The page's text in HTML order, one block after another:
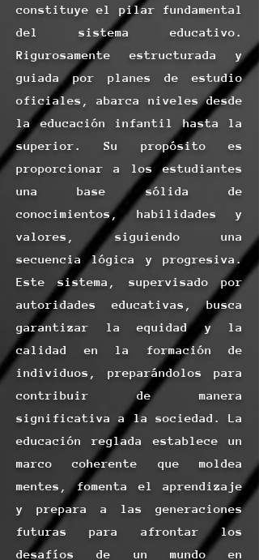
constituye el pilar fundamental
del sistema educativo.
Rigurosamente estructurada y
guiada por planes de estudio
oficiales, abarca niveles desde
la educación infantil hasta la
superior. Su propósito es
proporcionar a los estudiantes
una base sólida de
conocimientos, habilidades y
valores, siguiendo una
secuencia lógica y progresiva.
Este sistema, supervisado por
autoridades educativas, busca
garantizar la equidad y la
calidad en la formación de
individuos, preparándolos para
contribuir de manera
significativa a la sociedad. La
educación reglada establece un
marco coherente que moldea
mentes, fomenta el aprendizaje
y prepara a las generaciones
futuras para afrontar los
desafíos de un mundo en